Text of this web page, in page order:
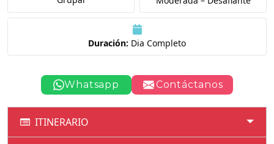
Duración: Dia Completo
Whatsapp Contáctanos
ITINERARIO